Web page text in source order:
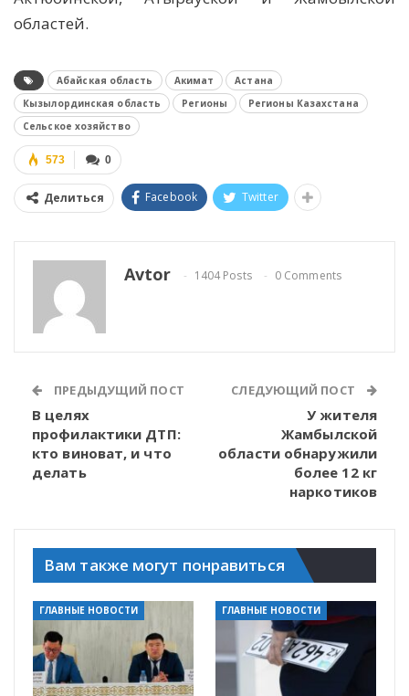
областей.
Абайская область Акимат
Астана
Кызылординская область
Регионы
Регионы Казахстана
Сельское хозяйство
0
573
Делиться Facebook Twitter
Avtor 1404 Posts 0 Comments
ПРЕДЫДУЩИЙ ПОСТ
В целях
профилактики ДТП:
кто виноват, и что
делать
СЛЕДУЮЩИЙ ПОСТ
У жителя
Жамбылской
области обнаружили
более 12 кг
наркотиков
Вам также могут понравиться
ГЛАВНЫЕ НОВОСТИ ГЛАВНЫЕ НОВОСТИ